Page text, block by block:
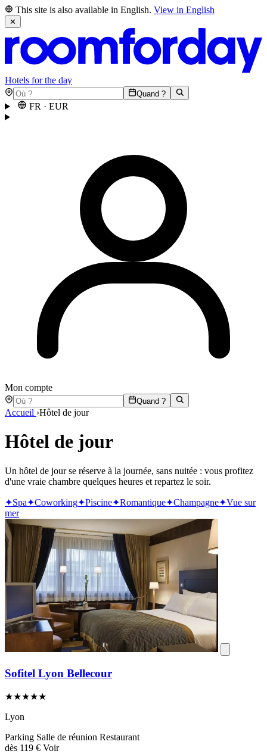
This site is also available in English. View in English
✕
Hotels for the day
Quand ?
FR · EUR
Mon compte
Quand ?
Accueil ›Hôtel de jour
Hôtel de jour
Un hôtel de jour se réserve à la journée, sans nuitée : vous profitez
d'une vraie chambre quelques heures et repartez le soir.
✦Spa✦Coworking✦Piscine✦Romantique✦Champagne✦Vue sur
mer
Sofitel Lyon Bellecour
★★★★★
Lyon
Parking Salle de réunion Restaurant
dès 119 € Voir